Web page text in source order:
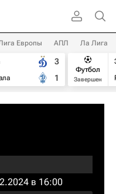
Европы АПЛ Ла Лига
3
1
Футбол
Завершен
в 16:00